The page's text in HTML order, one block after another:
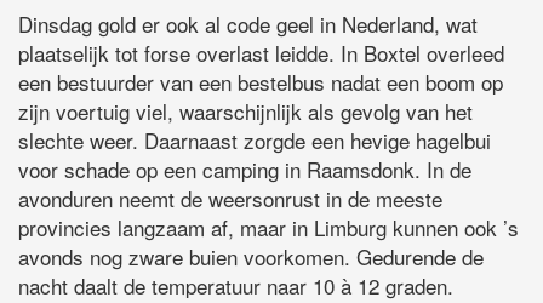
Dinsdag gold er ook al code geel in Nederland, wat
plaatselijk tot forse overlast leidde. In Boxtel overleed
een bestuurder van een bestelbus nadat een boom op
zijn voertuig viel, waarschijnlijk als gevolg van het
slechte weer. Daarnaast zorgde een hevige hagelbui
voor schade op een camping in Raamsdonk. In de
avonduren neemt de weersonrust in de meeste
provincies langzaam af, maar in Limburg kunnen ook ’s
avonds nog zware buien voorkomen. Gedurende de
nacht daalt de temperatuur naar 10 à 12 graden.